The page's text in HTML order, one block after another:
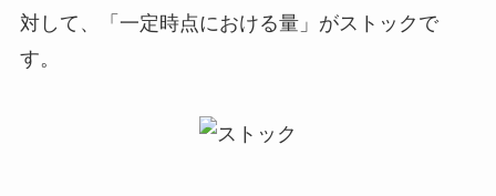
対して、 「一定時点における量」がストック で
す。